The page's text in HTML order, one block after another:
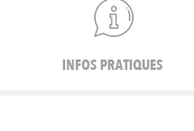
INFOS PRATIQUES